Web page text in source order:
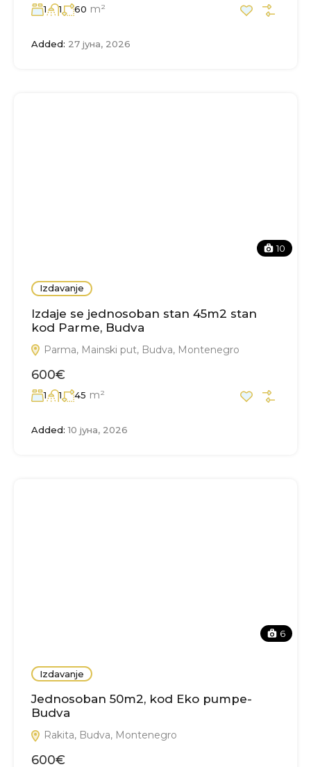
1 1 60 m²
Added: 27 јуна, 2026
10
Izdavanje
Izdaje se jednosoban stan 45m2 stan
kod Parme, Budva
Parma, Mainski put, Budva, Montenegro
600€
1 1 45 m²
Added: 10 јуна, 2026
6
Izdavanje
Jednosoban 50m2, kod Eko pumpe-
Budva
Rakita, Budva, Montenegro
600€